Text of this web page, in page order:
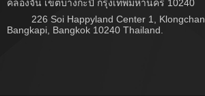
คลองจั่น เขตบางกะปิ กรุงเทพมหานคร 10240
226 Soi Happyland Center 1, Klongchan,
Bangkapi, Bangkok 10240 Thailand.